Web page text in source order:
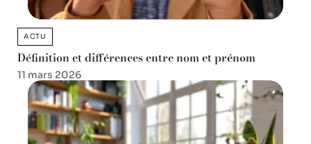
ACTU
Définition et différences entre nom et prénom
11 mars 2026